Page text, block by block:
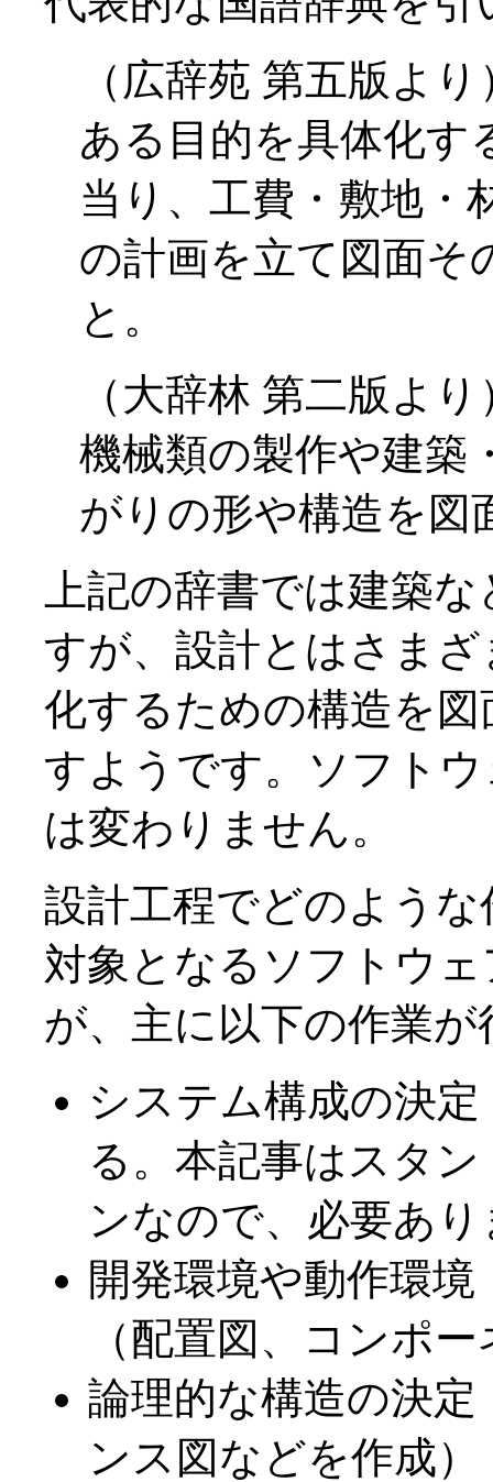
（広辞苑 第五版より
ある目的を具体化す
当り、工費・敷地・
の計画を立て図面そ
と。
（大辞林 第二版より
機械類の製作や建築
がりの形や構造を図
上記の辞書では建築
すが、設計とはさま
化するための構造を
すようです。ソフト
は変わりません。
設計工程でどのよう
対象となるソフトウ
が、主に以下の作業
システム構成の決
る。本記事はスタ
ンなので、必要あ
開発環境や動作環
（配置図、コンポ
論理的な構造の決
ンス図などを作成）